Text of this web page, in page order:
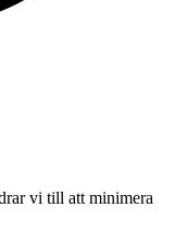
vi till att minimera